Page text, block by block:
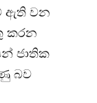
ඇති වන
කරන
බව